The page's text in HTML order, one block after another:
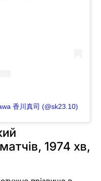
香川真司 (@sk23.10)
1974 хв,